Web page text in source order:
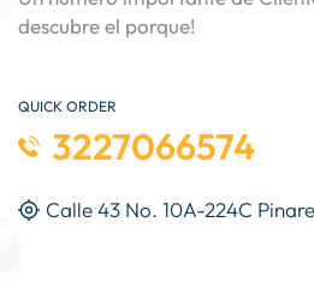
descubre el porque!
QUICK ORDER
3227066574
Calle 43 No. 10A-224C